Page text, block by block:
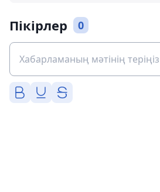
Пікірлер 0